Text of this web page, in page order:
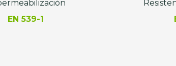
EN 539-1